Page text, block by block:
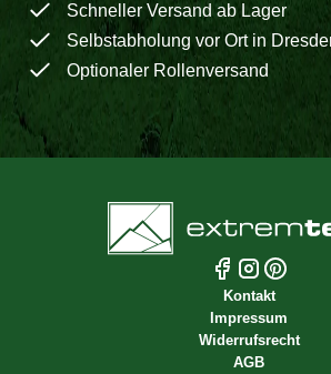
Schneller Versand ab Lager
Selbstabholung vor Ort in
Optionaler Rollenversand
Kontakt
Impressum
Widerrufsrecht
AGB